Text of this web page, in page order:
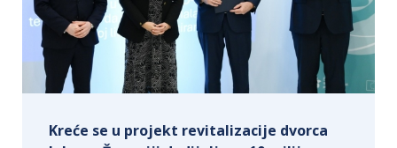
Kreće se u projekt revitalizacije dvorca